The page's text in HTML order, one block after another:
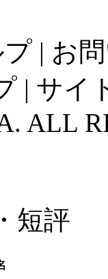
| お
| サイ
ALL
短評